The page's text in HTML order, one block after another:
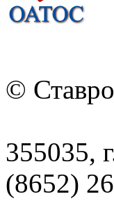
©
355035,
(8652)